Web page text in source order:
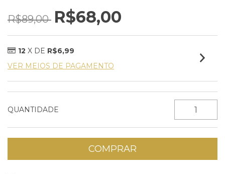
R$89,00 R$68,00
12 X DE R$6,99
VER MEIOS DE PAGAMENTO
QUANTIDADE